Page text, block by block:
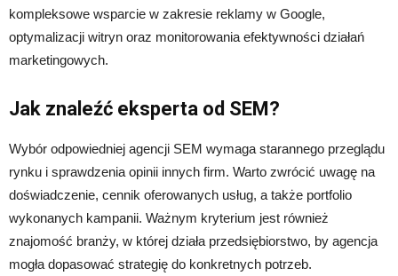
kompleksowe wsparcie w zakresie reklamy w Google,
optymalizacji witryn oraz monitorowania efektywności działań
marketingowych.
Jak znaleźć eksperta od SEM?
Wybór odpowiedniej agencji SEM wymaga starannego przeglądu
rynku i sprawdzenia opinii innych firm. Warto zwrócić uwagę na
doświadczenie, cennik oferowanych usług, a także portfolio
wykonanych kampanii. Ważnym kryterium jest również
znajomość branży, w której działa przedsiębiorstwo, by agencja
mogła dopasować strategię do konkretnych potrzeb.